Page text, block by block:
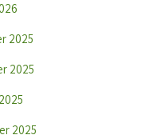
2025
2025
2025